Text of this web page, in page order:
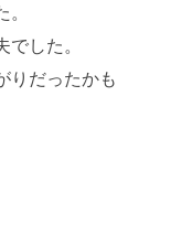
した。
りだったかも